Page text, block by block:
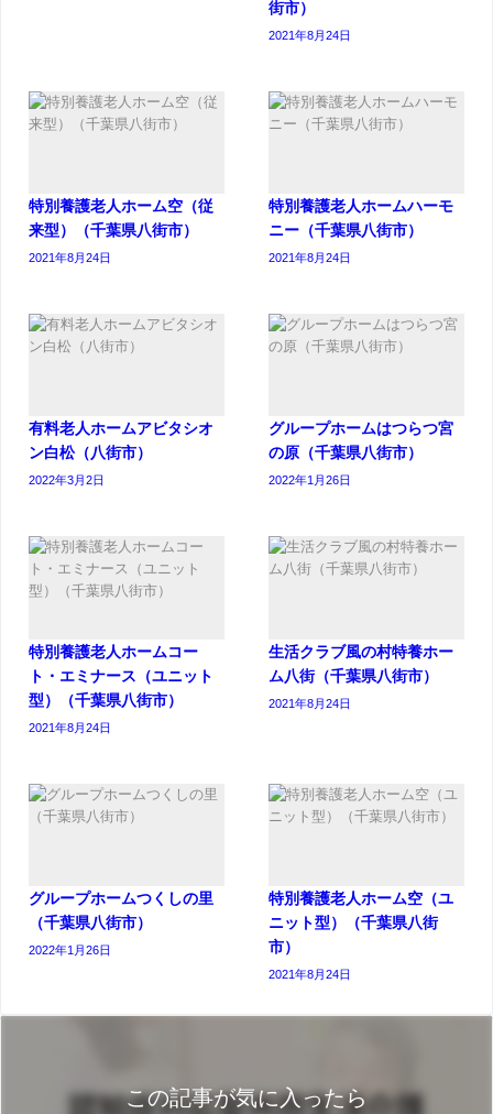
街市）
2021年8月24日
特別養護老人ホーム空（従
来型）（千葉県八街市）
2021年8月24日
特別養護老人ホームハーモ
ニー（千葉県八街市）
2021年8月24日
有料老人ホームアビタシオ
ン白松（八街市）
2022年3月2日
グループホームはつらつ宮
の原（千葉県八街市）
2022年1月26日
特別養護老人ホームコー
ト・エミナース（ユニット
型）（千葉県八街市）
2021年8月24日
生活クラブ風の村特養ホー
ム八街（千葉県八街市）
2021年8月24日
グループホームつくしの里
（千葉県八街市）
2022年1月26日
特別養護老人ホーム空（ユ
ニット型）（千葉県八街
市）
2021年8月24日
この記事が気に入ったら